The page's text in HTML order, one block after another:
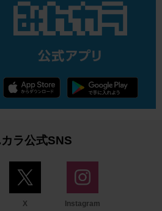
ラ公式SNS
X Instagram